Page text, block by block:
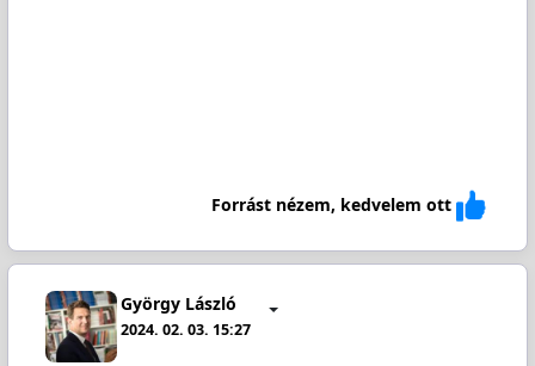
Forrást nézem, kedvelem ott
György László
2024. 02. 03. 15:27